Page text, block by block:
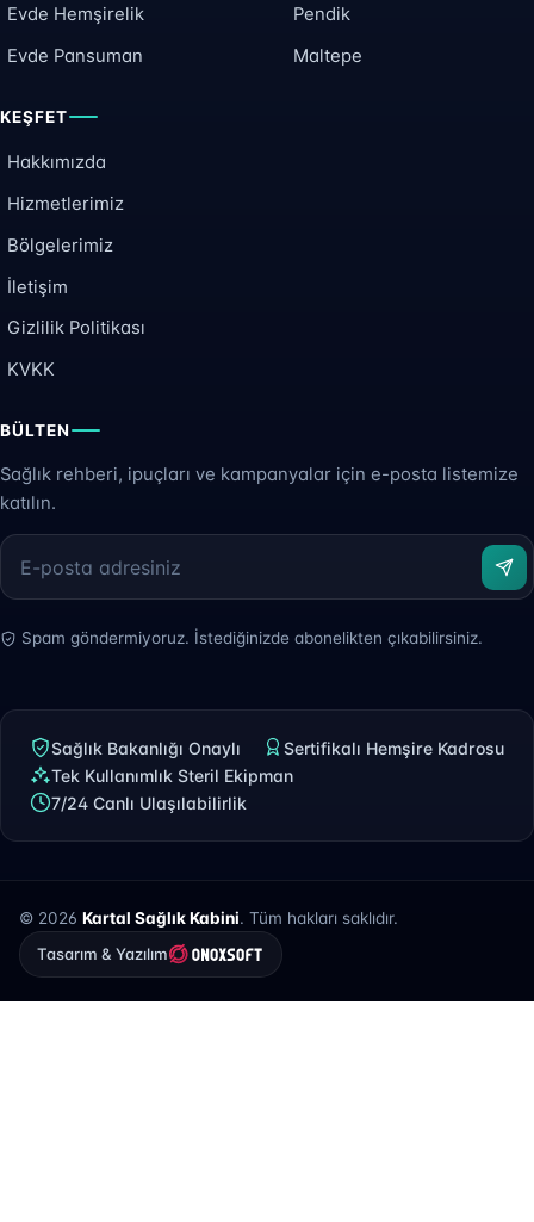
Evde Hemşirelik
Evde Pansuman
Pendik
Maltepe
KEŞFET
Hakkımızda
Hizmetlerimiz
Bölgelerimiz
İletişim
Gizlilik Politikası
KVKK
BÜLTEN
Sağlık rehberi, ipuçları ve kampanyalar için e-posta listemize
katılın.
Spam göndermiyoruz. İstediğinizde abonelikten çıkabilirsiniz.
Sağlık Bakanlığı Onaylı
Sertifikalı Hemşire Kadrosu
Tek Kullanımlık Steril Ekipman
7/24 Canlı Ulaşılabilirlik
© 2026 Kartal Sağlık Kabini. Tüm hakları saklıdır.
Tasarım & Yazılım